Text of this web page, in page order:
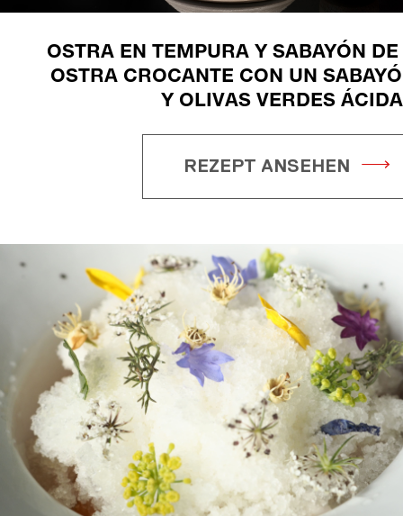
OSTRA EN TEMPURA Y SABAYÓN
OSTRA CROCANTE CON UN
Y OLIVAS VERDES
REZEPT ANSEHEN